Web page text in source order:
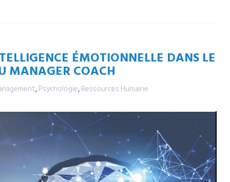
ÉMOTIONNELLE DANS LE
MANAGER COACH
,Psychologie,Ressources Humaine